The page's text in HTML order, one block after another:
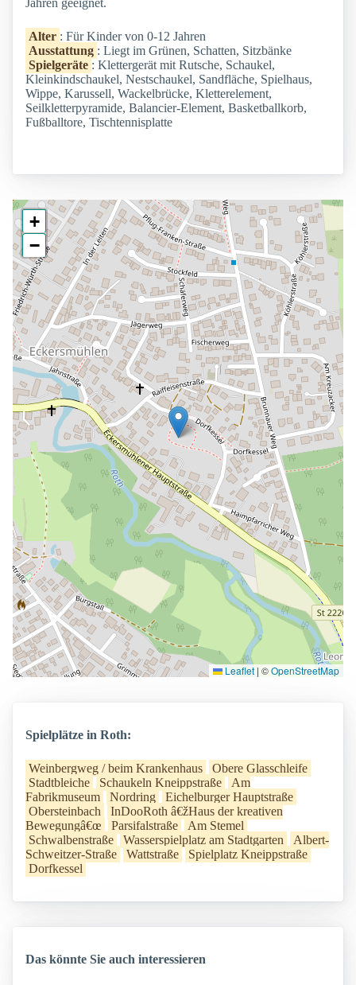
Jahren geeignet.
Alter : Für Kinder von 0-12 Jahren
Ausstattung : Liegt im Grünen, Schatten, Sitzbänke
Spielgeräte : Klettergerät mit Rutsche, Schaukel,
Kleinkindschaukel, Nestschaukel, Sandfläche, Spielhaus,
Wippe, Karussell, Wackelbrücke, Kletterelement,
Seilkletterpyramide, Balancier-Element, Basketballkorb,
Fußballtore, Tischtennisplatte
+
−
Leaflet | ©OpenStreetMap
Spielplätze in Roth:
Weinbergweg / beim Krankenhaus
Obere Glasschleife
Stadtbleiche
Schaukeln Kneippstraße
Am
Fabrikmuseum
Nordring
Eichelburger Hauptstraße
Obersteinbach
InDooRoth â€žHaus der kreativen
Bewegungâ€œ
Parsifalstraße
Am Stemel
Schwalbenstraße
Wasserspielplatz am Stadtgarten
Albert-
Schweitzer-Straße
Wattstraße
Spielplatz Kneippstraße
Dorfkessel
Das könnte Sie auch interessieren